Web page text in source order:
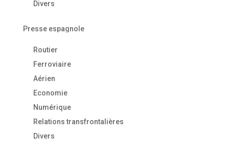
Divers
Presse espagnole
Routier
Ferroviaire
Aérien
Economie
Numérique
Relations transfrontalières
Divers